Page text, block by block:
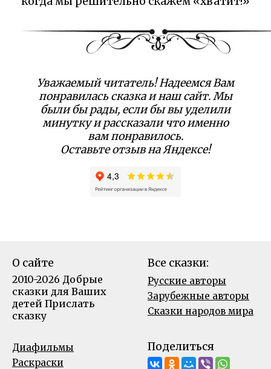
Уважаемый читатель! Надеемся Вам
понравилась сказка и наш сайт. Мы
были бы рады, если бы вы уделили
минутку и рассказали что именно
вам понравилось.
Оставьте отзыв на Яндексе!
О сайте
2010-2026 Добрые
сказки для Ваших
детей Прислать
сказку
Все сказки:
Русские авторы
Зарубежные авторы
Сказки народов мира
Диафильмы
Раскраски
Поделиться